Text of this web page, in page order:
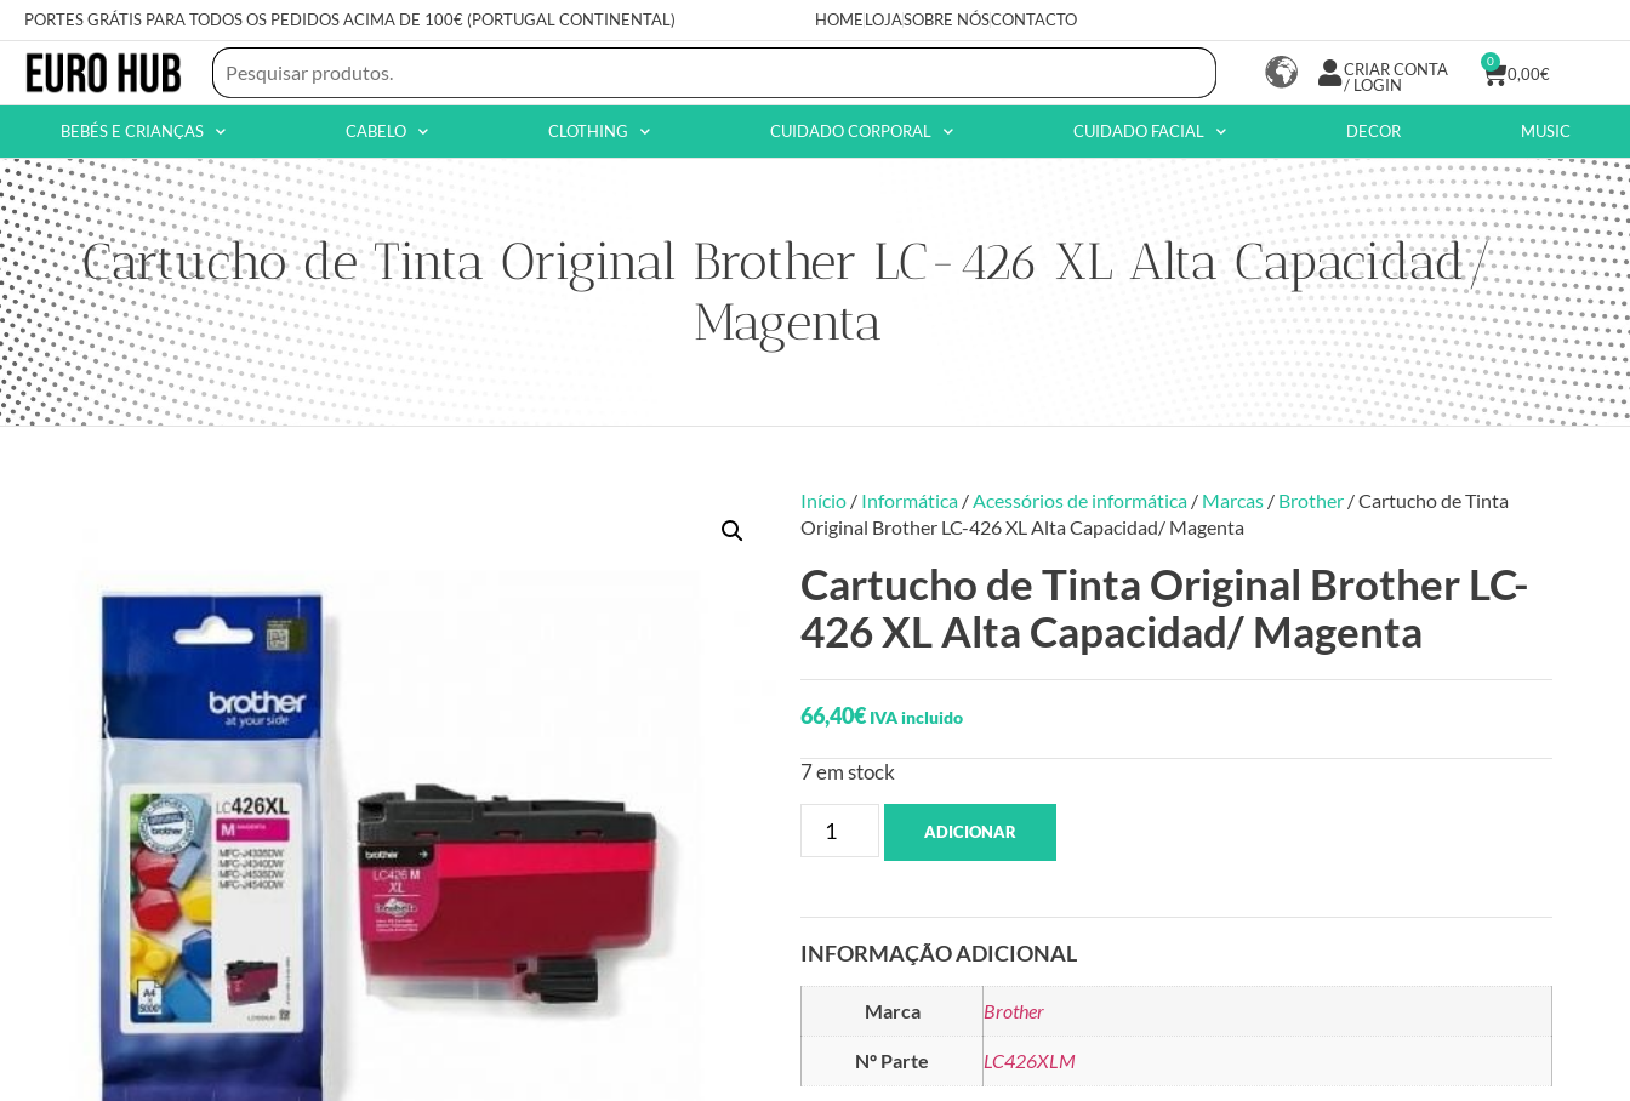
PORTES GRÁTIS PARA TODOS OS PEDIDOS ACIMA DE 100€ (PORTUGAL CONTINENTAL) HOMELOJASOBRE NÓSCONTACTO
CRIAR CONTA
/ LOGIN
0,00€
0
BEBÉS E CRIANÇAS CABELO CLOTHING CUIDADO CORPORAL CUIDADO FACIAL DECOR MUSIC
Cartucho de Tinta Original Brother LC-426 XL Alta Capacidad/
Magenta
Início / Informática /Acessórios de informática / Marcas / Brother / Cartucho de Tinta
Original Brother LC-426 XL Alta Capacidad/ Magenta
Cartucho de Tinta Original Brother LC-
426 XL Alta Capacidad/ Magenta
66,40€ IVA incluido
7 em stock
ADICIONAR
INFORMAÇÃO ADICIONAL
Marca Brother
Nº Parte LC426XLM